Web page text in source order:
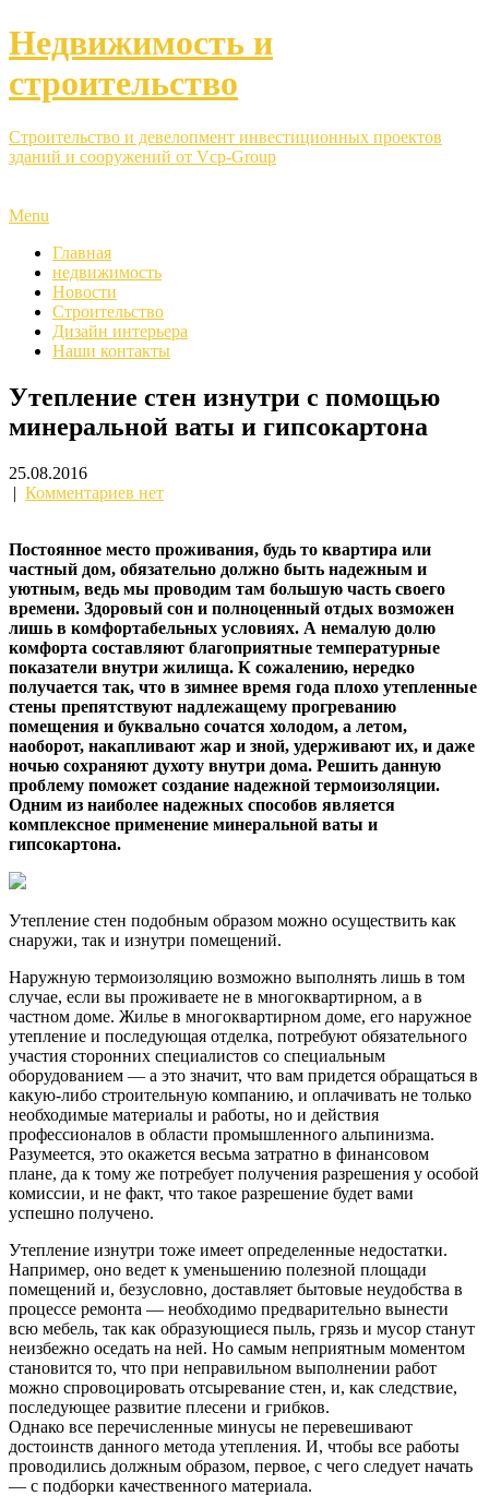
Недвижимость и
строительство
Строительство и девелопмент инвестиционных проектов
зданий и сооружений от Vcp-Group
Menu
Главная
недвижимость
Новости
Строительство
Дизайн интерьера
Наши контакты
Утепление стен изнутри с помощью
минеральной ваты и гипсокартона
25.08.2016
| Комментариев нет
Постоянное место проживания, будь то квартира или
частный дом, обязательно должно быть надежным и
уютным, ведь мы проводим там большую часть своего
времени. Здоровый сон и полноценный отдых возможен
лишь в комфортабельных условиях. А немалую долю
комфорта составляют благоприятные температурные
показатели внутри жилища. К сожалению, нередко
получается так, что в зимнее время года плохо утепленные
стены препятствуют надлежащему прогреванию
помещения и буквально сочатся холодом, а летом,
наоборот, накапливают жар и зной, удерживают их, и даже
ночью сохраняют духоту внутри дома. Решить данную
проблему поможет создание надежной термоизоляции.
Одним из наиболее надежных способов является
комплексное применение минеральной ваты и
гипсокартона.
Утепление стен подобным образом можно осуществить как
снаружи, так и изнутри помещений.
Наружную термоизоляцию возможно выполнять лишь в том
случае, если вы проживаете не в многоквартирном, а в
частном доме. Жилье в многоквартирном доме, его наружное
утепление и последующая отделка, потребуют обязательного
участия сторонних специалистов со специальным
оборудованием — а это значит, что вам придется обращаться в
какую-либо строительную компанию, и оплачивать не только
необходимые материалы и работы, но и действия
профессионалов в области промышленного альпинизма.
Разумеется, это окажется весьма затратно в финансовом
плане, да к тому же потребует получения разрешения у особой
комиссии, и не факт, что такое разрешение будет вами
успешно получено.
Утепление изнутри тоже имеет определенные недостатки.
Например, оно ведет к уменьшению полезной площади
помещений и, безусловно, доставляет бытовые неудобства в
процессе ремонта — необходимо предварительно вынести
всю мебель, так как образующиеся пыль, грязь и мусор станут
неизбежно оседать на ней. Но самым неприятным моментом
становится то, что при неправильном выполнении работ
можно спровоцировать отсыревание стен, и, как следствие,
последующее развитие плесени и грибков.
Однако все перечисленные минусы не перевешивают
достоинств данного метода утепления. И, чтобы все работы
проводились должным образом, первое, с чего следует начать
— с подборки качественного материала.